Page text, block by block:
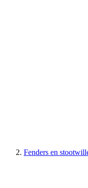
Fenders en